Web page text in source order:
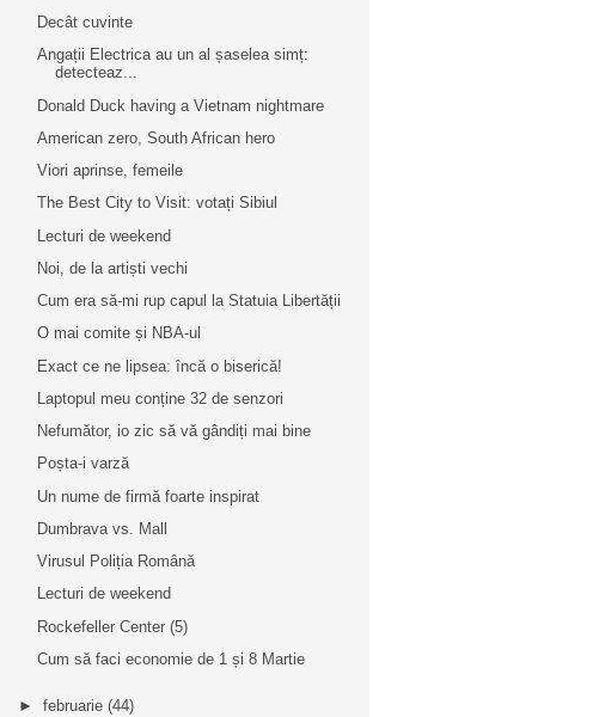
Decât cuvinte
Angații Electrica au un al șaselea simț:
detecteaz...
Donald Duck having a Vietnam nightmare
American zero, South African hero
Viori aprinse, femeile
The Best City to Visit: votați Sibiul
Lecturi de weekend
Noi, de la artiști vechi
Cum era să-mi rup capul la Statuia Libertății
O mai comite și NBA-ul
Exact ce ne lipsea: încă o biserică!
Laptopul meu conține 32 de senzori
Nefumător, io zic să vă gândiți mai bine
Poșta-i varză
Un nume de firmă foarte inspirat
Dumbrava vs. Mall
Virusul Poliția Română
Lecturi de weekend
Rockefeller Center (5)
Cum să faci economie de 1 și 8 Martie
► februarie (44)